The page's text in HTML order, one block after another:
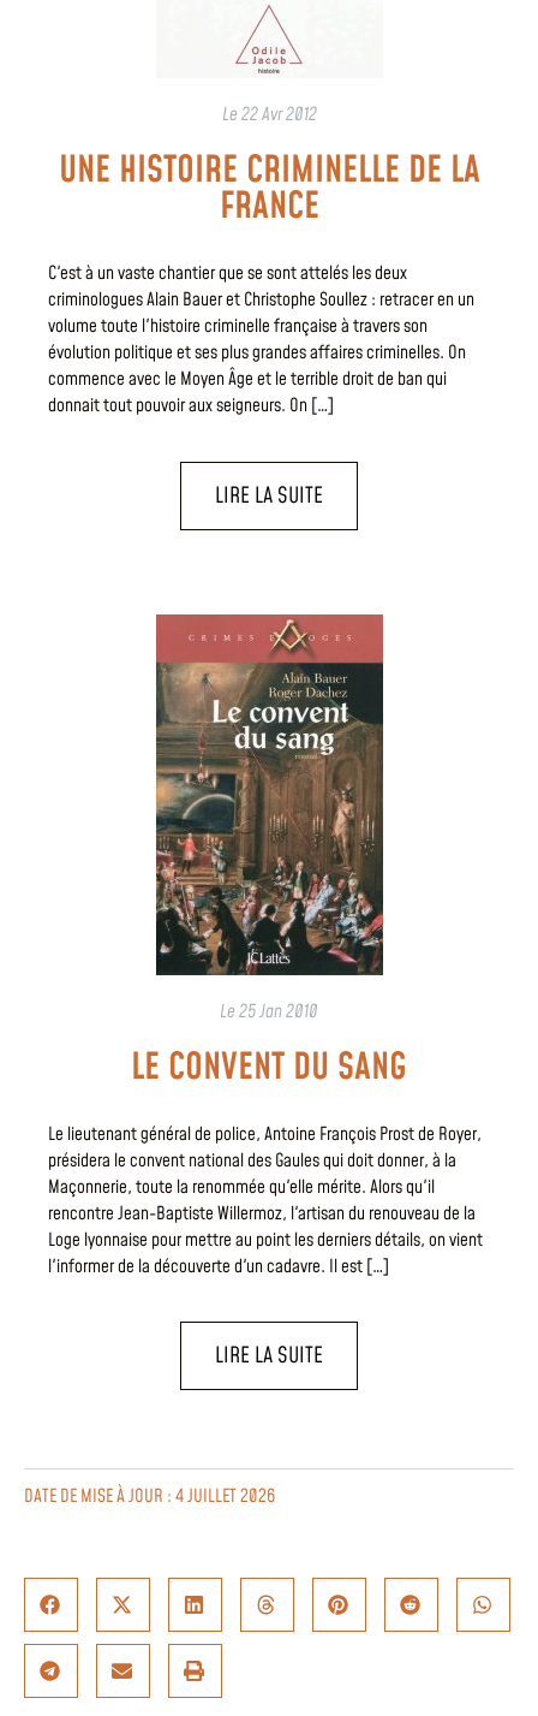
Le22 Avr 2012
UNE HISTOIRE CRIMINELLE DE LA
FRANCE
C'est à un vaste chantier que se sont attelés les deux
criminologues Alain Bauer et Christophe Soullez : retracer en un
volume toute l'histoire criminelle française à travers son
évolution politique et ses plus grandes affaires criminelles. On
commence avec le Moyen Âge et le terrible droit de ban qui
donnait tout pouvoir aux seigneurs. On […]
LIRE LA SUITE
Le25 Jan 2010
LE CONVENT DU SANG
Le lieutenant général de police, Antoine François Prost de Royer,
présidera le convent national des Gaules qui doit donner, à la
Maçonnerie, toute la renommée qu'elle mérite. Alors qu'il
rencontre Jean-Baptiste Willermoz, l'artisan du renouveau de la
Loge lyonnaise pour mettre au point les derniers détails, on vient
l'informer de la découverte d'un cadavre. Il est […]
LIRE LA SUITE
DATE DE MISE À JOUR : 4 JUILLET 2026